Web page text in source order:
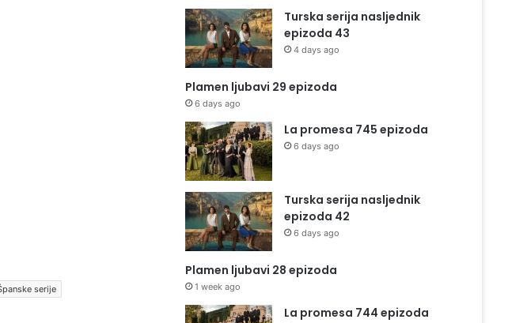
serije
Turska serija nasljednik
epizoda 43
4 days ago
Plamen ljubavi 29 epizoda
6 days ago
La promesa 745 epizoda
6 days ago
Turska serija nasljednik
epizoda 42
6 days ago
Plamen ljubavi 28 epizoda
1 week ago
La promesa 744 epizoda